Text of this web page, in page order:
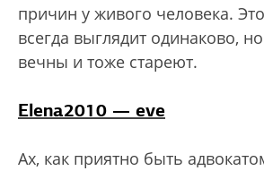
причин у живого человека.
всегда выглядит одинаково,
вечны и тоже стареют.
Elena2010 — eve
Ах, как приятно быть